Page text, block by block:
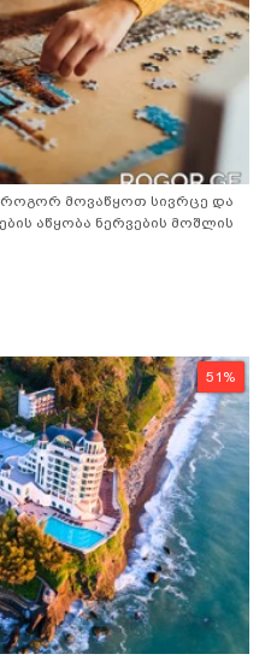
როგორ მოვაწყოთ სივრცე და
აწყობა ნერვების მოშლის
51%